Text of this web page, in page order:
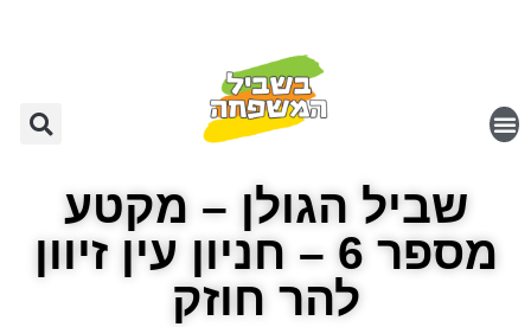
שביל הגולן – מקטע
מספר 6 – חניון עין זיוון
להר חוזק